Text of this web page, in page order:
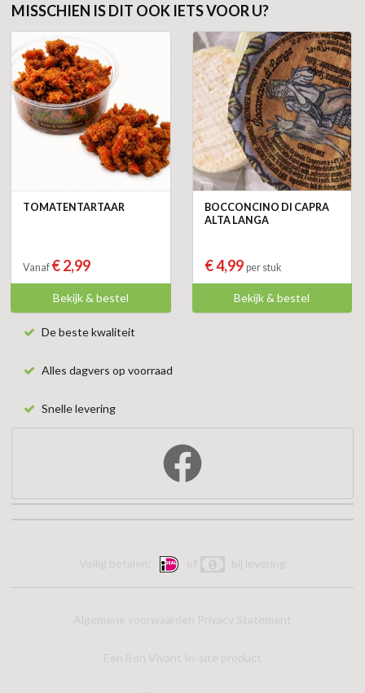
MISSCHIEN IS DIT OOK IETS VOOR U?
TOMATENTARTAAR
Vanaf € 2,99
Bekijk & bestel
BOCCONCINO DI CAPRA
ALTA LANGA
€ 4,99 per stuk
Bekijk & bestel
De beste kwaliteit
Alles dagvers op voorraad
Snelle levering
Veilig betalen: of bij levering
Algemene voorwaarden Privacy Statement
Een Bon Vivant In-site product